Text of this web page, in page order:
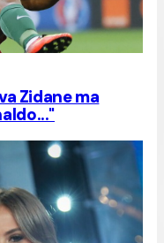
Zidane ma